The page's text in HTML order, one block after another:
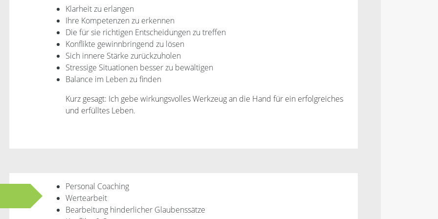
Klarheit zu erlangen
Ihre Kompetenzen zu erkennen
Die für sie richtigen Entscheidungen zu treffen
Konflikte gewinnbringend zu lösen
Sich innere Stärke zurückzuholen
Stressige Situationen besser zu bewältigen
Balance im Leben zu finden
Kurz gesagt: Ich gebe wirkungsvolles Werkzeug an die Hand für ein erfolgreiches
und erfülltes Leben.
Personal Coaching
Wertearbeit
Bearbeitung hinderlicher Glaubenssätze